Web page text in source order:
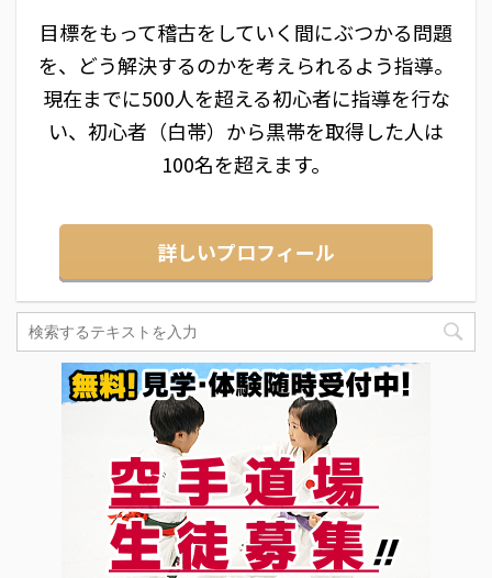
目標をもって稽古をしていく間にぶつかる問題
を、どう解決するのかを考えられるよう指導。
現在までに500人を超える初心者に指導を行な
い、初心者（白帯）から黒帯を取得した人は
100名を超えます。
詳しいプロフィール